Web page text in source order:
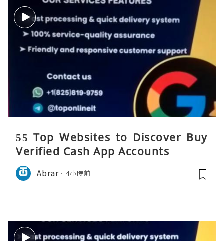
55 Top Websites to Discover Buy
Verified Cash App Accounts
Abrar 4小時前